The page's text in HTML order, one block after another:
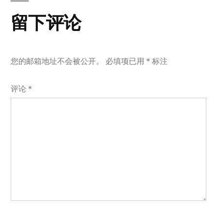
留下评论
您的邮箱地址不会被公开。 必填项已用 * 标注
评论 *